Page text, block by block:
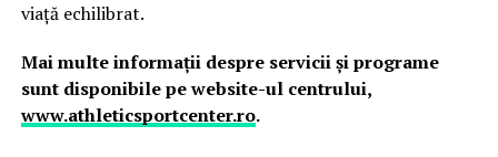
viață echilibrat.
Mai multe informații despre servicii și programe
sunt disponibile pe website-ul centrului,
www.athleticsportcenter.ro.